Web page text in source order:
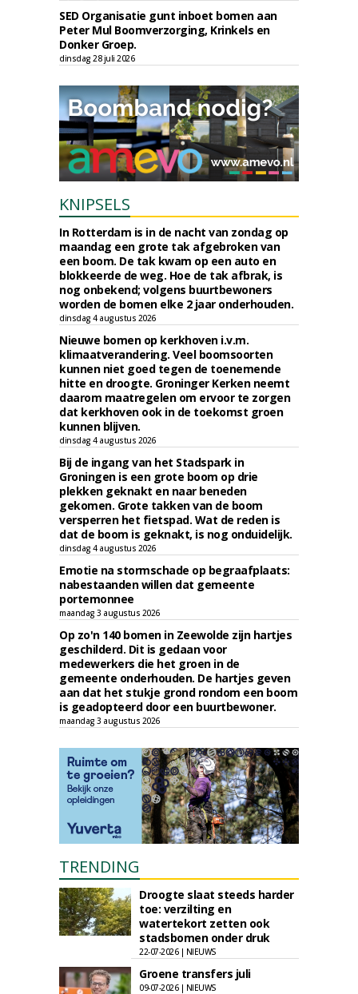
SED Organisatie gunt inboet bomen aan
Peter Mul Boomverzorging, Krinkels en
Donker Groep.
dinsdag 28 juli 2026
KNIPSELS
In Rotterdam is in de nacht van zondag op
maandag een grote tak afgebroken van
een boom. De tak kwam op een auto en
blokkeerde de weg. Hoe de tak afbrak, is
nog onbekend; volgens buurtbewoners
worden de bomen elke 2 jaar onderhouden.
dinsdag 4 augustus 2026
Nieuwe bomen op kerkhoven i.v.m.
klimaatverandering. Veel boomsoorten
kunnen niet goed tegen de toenemende
hitte en droogte. Groninger Kerken neemt
daarom maatregelen om ervoor te zorgen
dat kerkhoven ook in de toekomst groen
kunnen blijven.
dinsdag 4 augustus 2026
Bij de ingang van het Stadspark in
Groningen is een grote boom op drie
plekken geknakt en naar beneden
gekomen. Grote takken van de boom
versperren het fietspad. Wat de reden is
dat de boom is geknakt, is nog onduidelijk.
dinsdag 4 augustus 2026
Emotie na stormschade op begraafplaats:
nabestaanden willen dat gemeente
portemonnee
maandag 3 augustus 2026
Op zo'n 140 bomen in Zeewolde zijn hartjes
geschilderd. Dit is gedaan voor
medewerkers die het groen in de
gemeente onderhouden. De hartjes geven
aan dat het stukje grond rondom een boom
is geadopteerd door een buurtbewoner.
maandag 3 augustus 2026
TRENDING
Droogte slaat steeds harder
toe: verzilting en
watertekort zetten ook
stadsbomen onder druk
22-07-2026 | NIEUWS
Groene transfers juli
09-07-2026 | NIEUWS